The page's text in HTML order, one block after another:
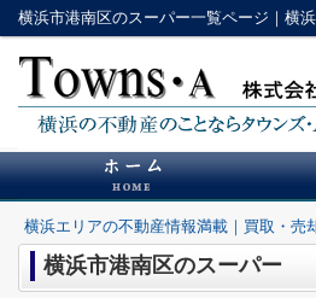
横浜市港南区のスーパー一覧ページ｜横
横浜エリアの不動産情報満載｜買取・売
横浜市港南区のスーパー